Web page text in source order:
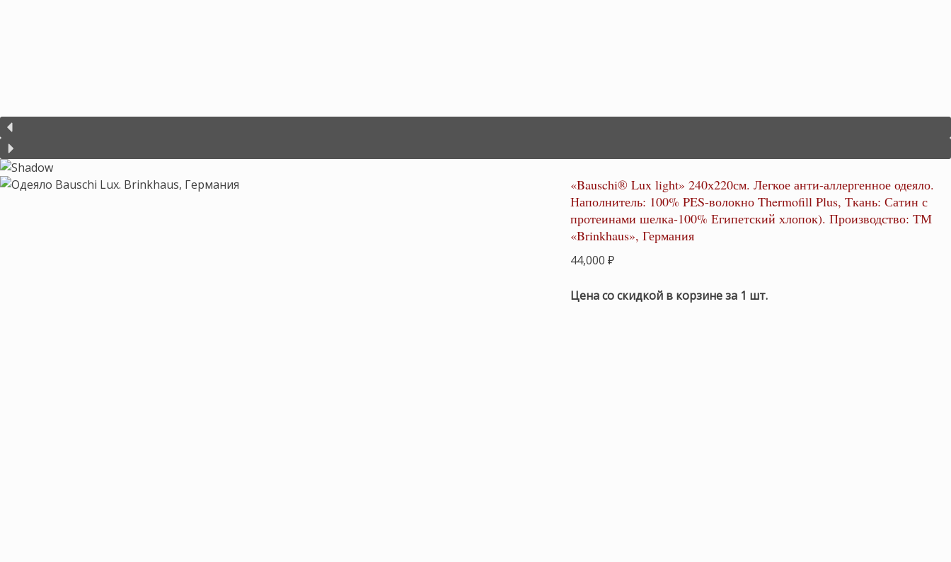
«Bauschi® Lux light» 240х220см. Легкое анти-аллергенное одеяло.
Наполнитель: 100% PES-волокно Thermofill Plus, Ткань: Сатин с
протеинами шелка-100% Египетский хлопок). Производство: ТМ
«Brinkhaus», Германия
44,000₽
Цена со скидкой в корзине за 1 шт.